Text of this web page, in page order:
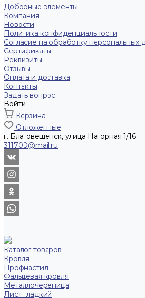
Доборные элементы
Компания
Новости
Политика конфиденциальности
Согласие на обработку персональных
Сертификаты
Реквизиты
Отзывы
Оплата и доставка
Контакты
Задать вопрос
Войти
Корзина
Отложенные
г. Благовещенск, улица Нагорная 1/16
311700@mail.ru
Каталог товаров
Кровля
Профнастил
Фальцевая кровля
Металлочерепица
Лист гладкий